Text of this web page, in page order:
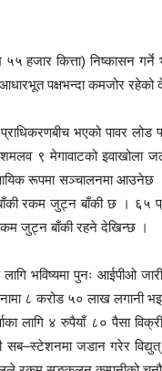
हजार कित्ता) निष्कासन
पक्षभन्दा कमजोर
भएको पावर लोड
९ मेगावाटको इवाखोला
रूपमा सञ्चालनमा
रकम जुट्न बाँकी छ । ६५
जुट्न बाँकी रहने देखिन्छ ।
भविष्यमा पुनः आईपीओ
८ करोड ५० लाख लगानी
लागि ४ रुपैयाँ ८० पैसा
जडान गरेर विद्युत्